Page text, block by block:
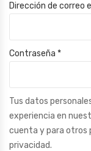
Dirección de correo
Contraseña *
Tus datos
experiencia en
cuenta y para otros
privacidad.